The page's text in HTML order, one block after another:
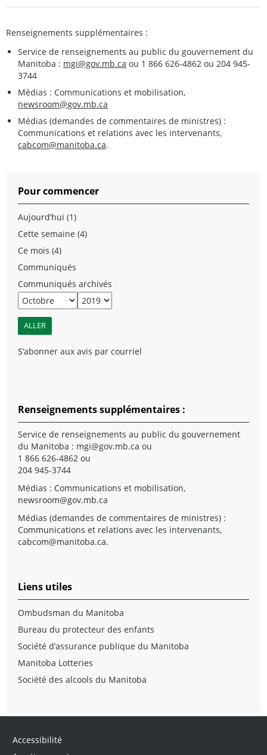
Renseignements supplémentaires :
Service de renseignements au public du gouvernement du
Manitoba : mgi@gov.mb.ca ou 1 866 626-4862 ou 204 945-
3744
Médias : Communications et mobilisation,
newsroom@gov.mb.ca
Médias (demandes de commentaires de ministres) :
Communications et relations avec les intervenants,
cabcom@manitoba.ca.
Pour commencer
Aujourd’hui (1)
Cette semaine (4)
Ce mois (4)
Communiqués
Communiqués archivés
S’abonner aux avis par courriel
Renseignements supplémentaires :
Service de renseignements au public du gouvernement
du Manitoba : mgi@gov.mb.ca ou
1 866 626-4862 ou
204 945-3744
Médias : Communications et mobilisation,
newsroom@gov.mb.ca
Médias (demandes de commentaires de ministres) :
Communications et relations avec les intervenants,
cabcom@manitoba.ca.
Liens utiles
Ombudsman du Manitoba
Bureau du protecteur des enfants
Société d’assurance publique du Manitoba
Manitoba Lotteries
Société des alcools du Manitoba
Accessibilité